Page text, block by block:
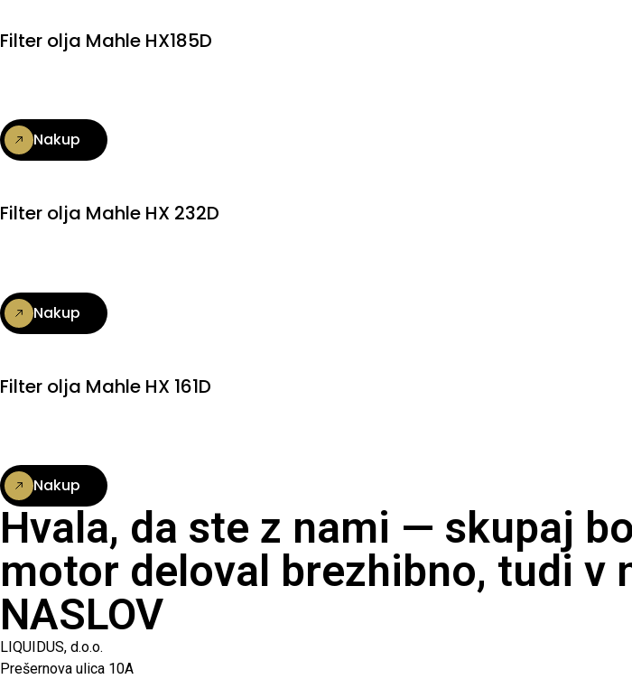
Filter olja Mahle HX185D
Nakup
Filter olja Mahle HX 232D
Nakup
Filter olja Mahle HX 161D
Nakup
Hvala, da ste z nami — skupaj
motor deloval brezhibno, tudi v
NASLOV
LIQUIDUS, d.o.o.
Prešernova ulica 10A